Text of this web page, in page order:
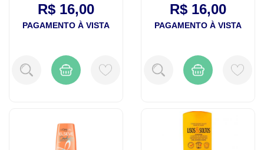
R$ 16,00
PAGAMENTO À VISTA
R$ 16,00
PAGAMENTO À VISTA